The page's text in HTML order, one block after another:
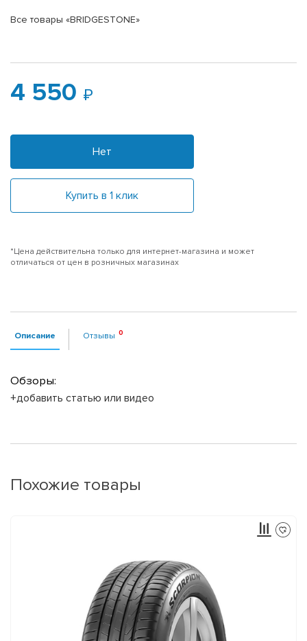
Все товары «BRIDGESTONE»
4 550
Нет
Купить в 1 клик
*Цена действительна только для интернет-магазина и может
отличаться от цен в розничных магазинах
Описание Отзывы
Обзоры:
+добавить статью или видео
Похожие товары